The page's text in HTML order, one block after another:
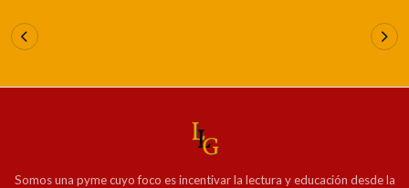
Somos una pyme cuyo foco es incentivar la lectura y educación desde la